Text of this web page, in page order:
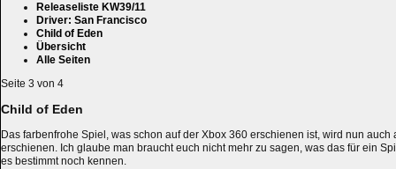
Releaseliste KW39/11
Driver: San Francisco
Child of Eden
Übersicht
Alle Seiten
Seite 3 von 4
Child of Eden
Das farbenfrohe Spiel, was schon auf der Xbox 360 erschienen ist, wird nun auch
erschienen. Ich glaube man braucht euch nicht mehr zu sagen, was das für ein
es bestimmt noch kennen.